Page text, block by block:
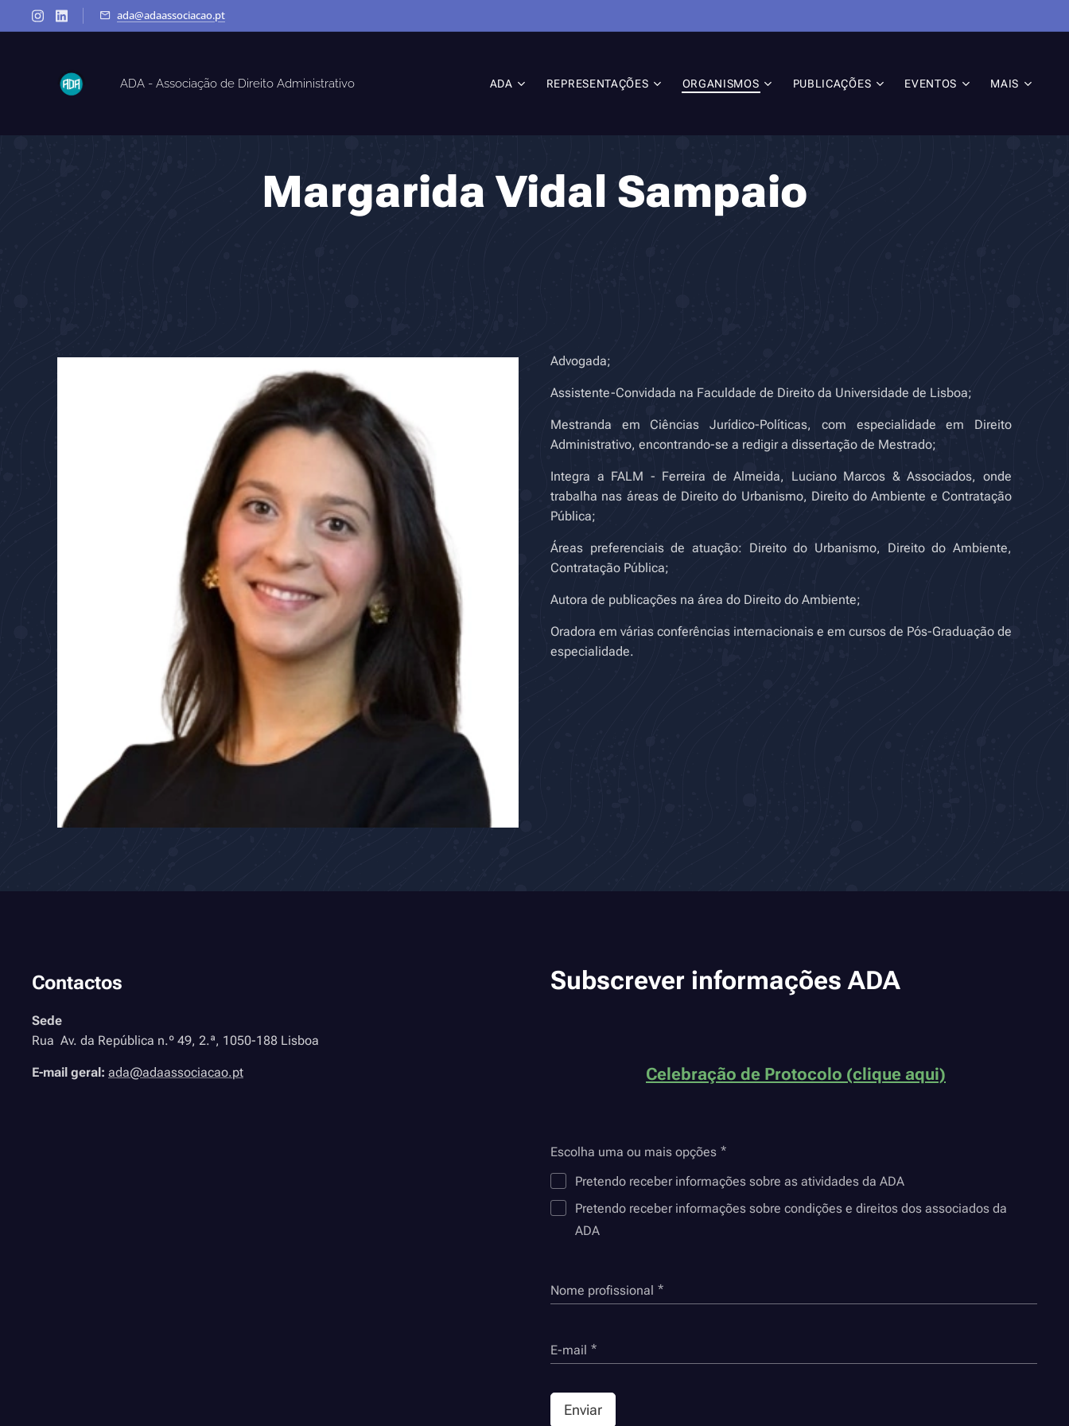
ada@adaassociacao.pt
ADA - Associação de Direito Administrativo ADA REPRESENTAÇÕES ORGANISMOS PUBLICAÇÕES EVENTOS MAIS
Margarida Vidal Sampaio
Advogada;
Assistente-Convidada na Faculdade de Direito da Universidade de Lisboa;
Mestranda em Ciências Jurídico-Políticas, com especialidade em Direito
Administrativo, encontrando-se a redigir a dissertação de Mestrado;
Integra a FALM - Ferreira de Almeida, Luciano Marcos & Associados, onde
trabalha nas áreas de Direito do Urbanismo, Direito do Ambiente e Contratação
Pública;
Áreas preferenciais de atuação: Direito do Urbanismo, Direito do Ambiente,
Contratação Pública;
Autora de publicações na área do Direito do Ambiente;
Oradora em várias conferências internacionais e em cursos de Pós-Graduação de
especialidade.
Contactos
Sede
Rua Av. da República n.º 49, 2.ª, 1050-188 Lisboa
E-mail geral: ada@adaassociacao.pt
Subscrever informações ADA
Celebração de Protocolo (clique aqui)
Escolha uma ou mais opções
Pretendo receber informações sobre as atividades da ADA
Pretendo receber informações sobre condições e direitos dos associados da
ADA
Nome profissional
E-mail
Enviar